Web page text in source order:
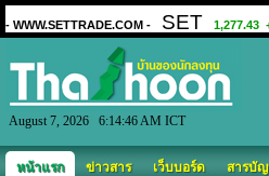
August 7, 2026 6:14:46 AM ICT
หน้าแรก ข่าวสาร เว็บบอร์ด สารบั